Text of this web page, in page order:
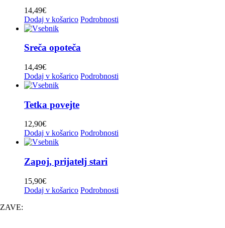
Zoran Lupinc
Zoran Zorko(0)
Zreška pomlad
14,49€
Dodaj v košarico Podrobnosti
Sreča opoteča
14,49€
Dodaj v košarico Podrobnosti
Tetka povejte
12,90€
Dodaj v košarico Podrobnosti
Zapoj, prijatelj stari
15,90€
Dodaj v košarico Podrobnosti